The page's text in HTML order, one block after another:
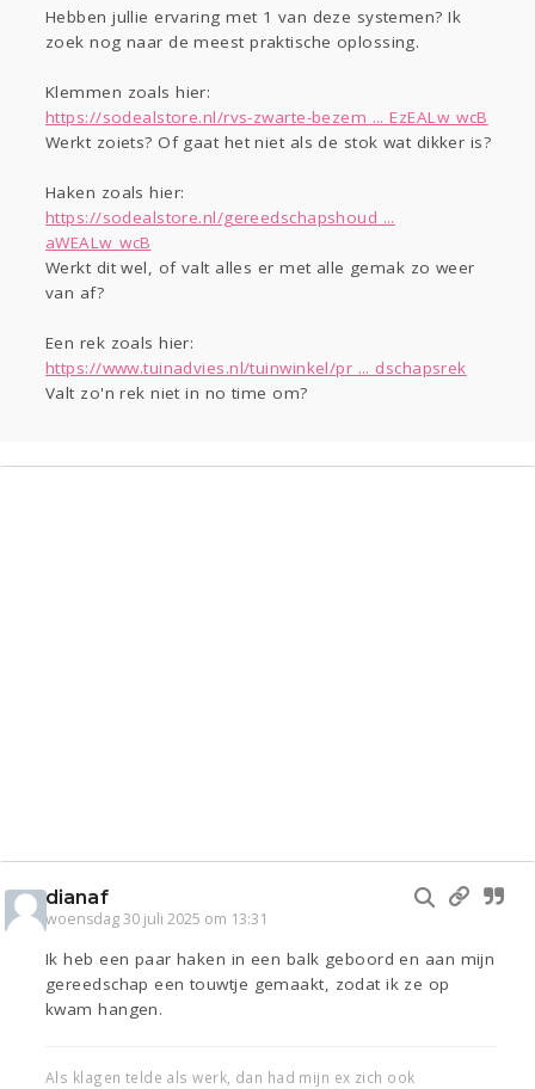
Sport
Contact Viva zoekt
Aangeboden
Gevraagd
Horen Doen
Hebben jullie ervaring met 1 van deze systemen? Ik
zoek nog naar de meest praktische oplossing.
Klemmen zoals hier:
https://sodealstore.nl/rvs-zwarte-bezem ... EzEALw_wcB
Werkt zoiets? Of gaat het niet als de stok wat dikker is?
Haken zoals hier:
https://sodealstore.nl/gereedschapshoud ...
aWEALw_wcB
Werkt dit wel, of valt alles er met alle gemak zo weer
van af?
Een rek zoals hier:
https://www.tuinadvies.nl/tuinwinkel/pr ... dschapsrek
Valt zo'n rek niet in no time om?
dianaf
woensdag 30 juli 2025 om 13:31
Ik heb een paar haken in een balk geboord en aan mijn
gereedschap een touwtje gemaakt, zodat ik ze op
kwam hangen.
Als klagen telde als werk, dan had mijn ex zich ook